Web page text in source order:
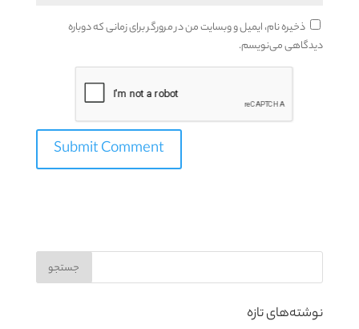
ذخیره نام، ایمیل و وبسایت من در مرورگر برای زمانی که دوباره
دیدگاهی می‌نویسم.
نوشته‌های تازه